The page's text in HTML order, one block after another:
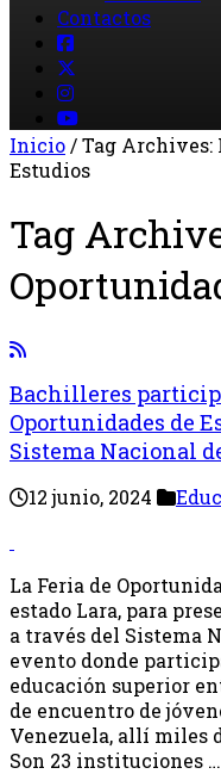
Contactos
Inicio/Tag Archives:
Estudios
Tag
Bachilleres
Oportunidades de
Sistema Nacional
12 junio, 2024
La Feria de
estado Lara, para
a través del Sistema
evento donde
educación superior
de encuentro de
Venezuela, allí miles
Son 23 instituciones …